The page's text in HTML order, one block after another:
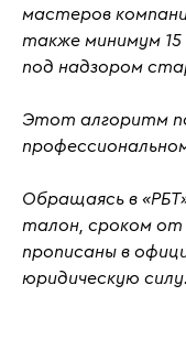
мастеров
также минимум
под надзором
Этот алгоритм
Обращаясь в
талон, сроком от
прописаны в
юридическую силу.